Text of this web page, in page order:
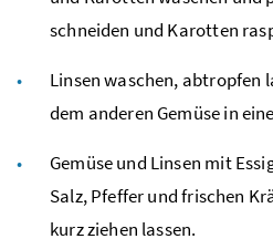
schneiden und Karotten
Linsen waschen, abtropfen
dem anderen Gemüse in
Gemüse und Linsen mit
Salz, Pfeffer und frischen
kurz ziehen lassen.